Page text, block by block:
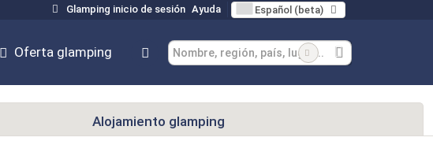
Glamping inicio de sesión Ayuda Español (beta)
Oferta glamping
Alojamiento glamping